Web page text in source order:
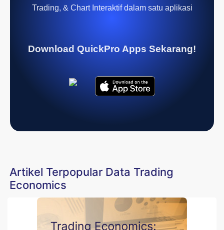
Trading, & Chart Interaktif dalam satu aplikasi
Download QuickPro Apps Sekarang!
Artikel Terpopular Data Trading
Economics